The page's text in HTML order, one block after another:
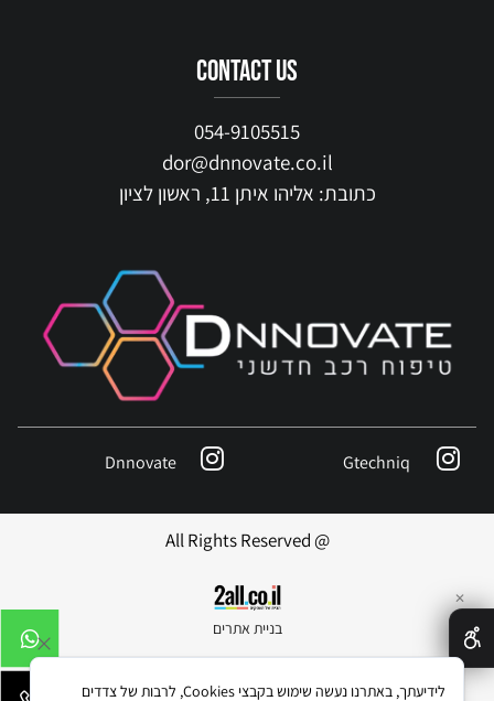
contact us
054-9105515
dor@dnnovate.co.il
כתובת: אליהו איתן 11, ראשון לציון
Gtechniq
Dnnovate
@ All Rights Reserved
בניית אתרים
✕
לידיעתך, באתרנו נעשה שימוש בקבצי Cookies, לרבות של צדדים